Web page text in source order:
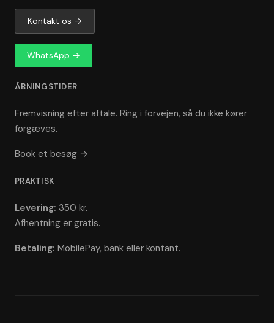
Kontakt os →
WhatsApp →
ÅBNINGSTIDER
Fremvisning efter aftale. Ring i forvejen, så du ikke kører
forgæves.
Book et besøg →
PRAKTISK
Levering: 350 kr.
Afhentning er gratis.
Betaling: MobilePay, bank eller kontant.